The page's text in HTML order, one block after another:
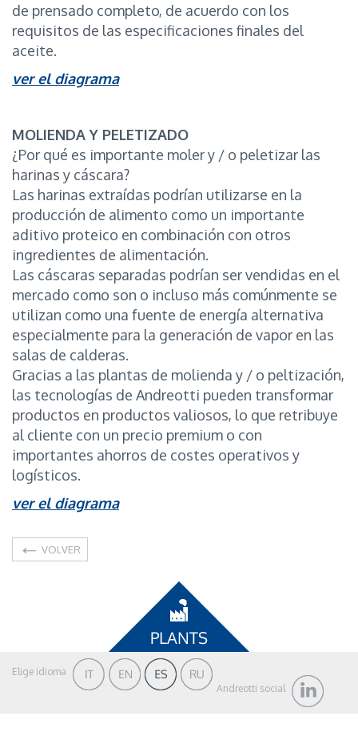
de prensado completo, de acuerdo con los
requisitos de las especificaciones finales del
aceite.
ver el diagrama
MOLIENDA Y PELETIZADO
¿Por qué es importante moler y / o peletizar las
harinas y cáscara?
Las harinas extraídas podrían utilizarse en la
producción de alimento como un importante
aditivo proteico en combinación con otros
ingredientes de alimentación.
Las cáscaras separadas podrían ser vendidas en el
mercado como son o incluso más comúnmente se
utilizan como una fuente de energía alternativa
especialmente para la generación de vapor en las
salas de calderas.
Gracias a las plantas de molienda y / o peltización,
las tecnologías de Andreotti pueden transformar
productos en productos valiosos, lo que retribuye
al cliente con un precio premium o con
importantes ahorros de costes operativos y
logísticos.
ver el diagrama
VOLVER
Elige idioma
Andreotti social